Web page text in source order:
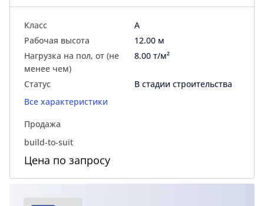
Класс
A
Рабочая высота
12.00 м
Нагрузка на пол, от (не
менее чем)
8.00 т/м²
Статус
В стадии строительства
Все характеристики
Продажа
build-to-suit
Цена по запросу